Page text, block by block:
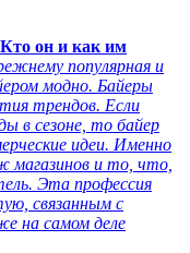
он и как им
популярная и
модно. Байеры
трендов. Если
в сезоне, то байер
идеи. Именно
магазинов и то, что,
Эта профессия
связанным с
на самом деле